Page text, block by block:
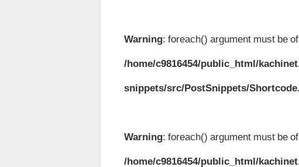
Warning: foreach() argument must be
/home/c9816454/public_html/
snippets/src/PostSnippets/
Warning: foreach() argument must be
/home/c9816454/public_html/